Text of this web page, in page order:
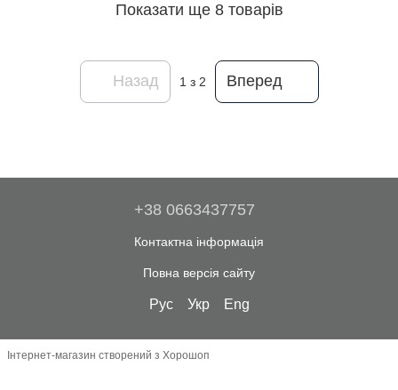
Показати ще 8 товарів
Назад 1 з 2 Вперед
+38 0663437757
Контактна інформація
Повна версія сайту
Рус Укр Eng
Інтернет-магазин створений з Хорошоп